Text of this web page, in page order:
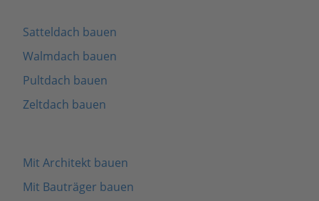
Satteldach bauen
Walmdach bauen
Pultdach bauen
Zeltdach bauen
Mit Architekt bauen
Mit Bauträger bauen